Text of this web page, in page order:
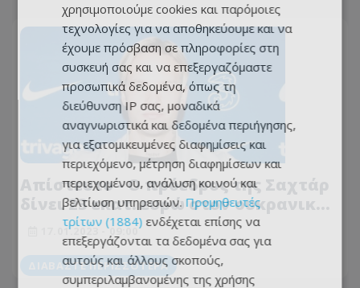
Απίστευτο - Ο πρόεδρος της Σαχτάρ
δίνει 23 εκατ. ευρώ στον ουκρανικό
στρατό από τη μεταγραφή του
Μούντρικ!
17.01.2023 - 09:00
ΔΙΑΒΆΣΤΕ ΠΕΡΙΣΣΌΤΕΡΑ
χρησιμοποιούμε cookies και παρόμοιες
τεχνολογίες για να αποθηκεύουμε και να
έχουμε πρόσβαση σε πληροφορίες στη
συσκευή σας και να επεξεργαζόμαστε
προσωπικά δεδομένα, όπως τη
διεύθυνση IP σας, μοναδικά
αναγνωριστικά και δεδομένα περιήγησης,
για εξατομικευμένες διαφημίσεις και
περιεχόμενο, μέτρηση διαφημίσεων και
περιεχομένου, ανάλυση κοινού και
βελτίωση υπηρεσιών. Προμηθευτές
τρίτων (1884) ενδέχεται επίσης να
επεξεργάζονται τα δεδομένα σας για
αυτούς και άλλους σκοπούς,
συμπεριλαμβανομένης της χρήσης